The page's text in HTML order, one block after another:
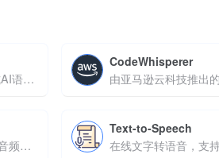
Meta开发的生成式AI语音模型
CodeWhisperer
用AI轻松制作专业音频，从剪辑到发布一步到位
Text-to-Speech